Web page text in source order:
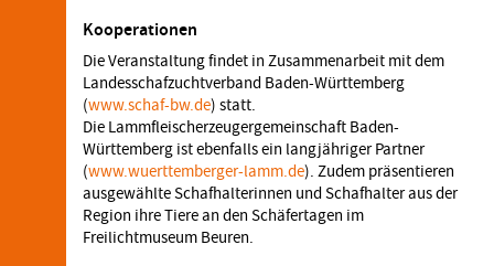
Kooperationen
Die Veranstaltung findet in Zusammenarbeit mit dem
Landesschafzuchtverband Baden-Württemberg
(www.schaf-bw.de) statt.
Die Lammfleischerzeugergemeinschaft Baden-
Württemberg ist ebenfalls ein langjähriger Partner
(www.wuerttemberger-lamm.de). Zudem präsentieren
ausgewählte Schafhalterinnen und Schafhalter aus der
Region ihre Tiere an den Schäfertagen im
Freilichtmuseum Beuren.